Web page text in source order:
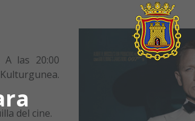
A las 20:00
del cine.